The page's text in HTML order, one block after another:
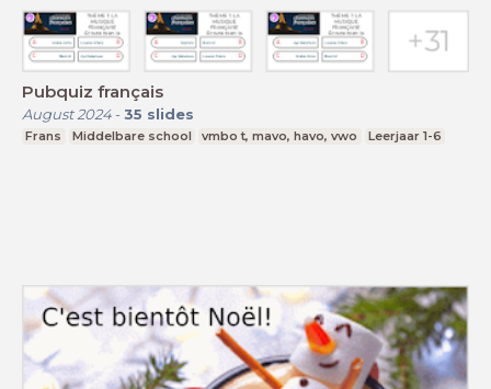
Pubquiz français
August 2024- 35 slides
Frans Middelbare school vmbo t, mavo, havo, vwo Leerjaar 1-6